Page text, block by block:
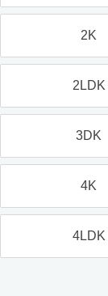
2K
2LDK
3DK
4K
4LDK